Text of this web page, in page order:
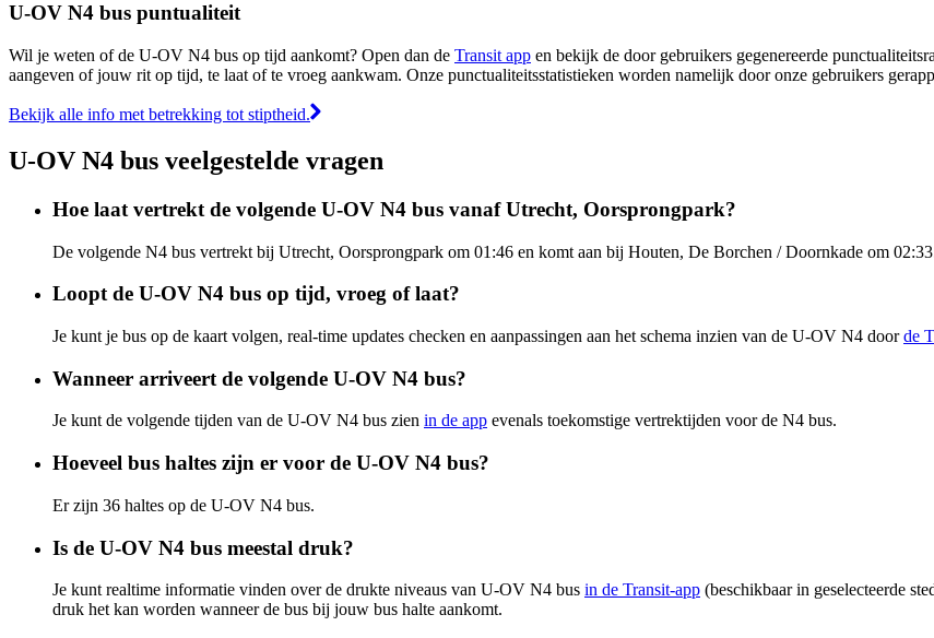
U-OV N4 bus puntualiteit
Wil je weten of de U-OV N4 bus op tijd aankomt? Open dan de Transit app en bekijk de door gebruikers gegenereerde
aangeven of jouw rit op tijd, te laat of te vroeg aankwam. Onze punctualiteitsstatistieken worden namelijk door onze gebruikers
Bekijk alle info met betrekking tot stiptheid.
U-OV N4 bus veelgestelde vragen
Hoe laat vertrekt de volgende U-OV N4 bus vanaf Utrecht, Oorsprongpark?
De volgende N4 bus vertrekt bij Utrecht, Oorsprongpark om 01:46 en komt aan bij Houten, De Borchen / Doornkade om
Loopt de U-OV N4 bus op tijd, vroeg of laat?
Je kunt je bus op de kaart volgen, real-time updates checken en aanpassingen aan het schema inzien van de U-OV N4 doorde
Wanneer arriveert de volgende U-OV N4 bus?
Je kunt de volgende tijden van de U-OV N4 bus zien in de app evenals toekomstige vertrektijden voor de N4 bus.
Hoeveel bus haltes zijn er voor de U-OV N4 bus?
Er zijn 36 haltes op de U-OV N4 bus.
Is de U-OV N4 bus meestal druk?
Je kunt realtime informatie vinden over de drukte niveaus van U-OV N4 bus in de Transit-app (beschikbaar in geselecteerde
druk het kan worden wanneer de bus bij jouw bus halte aankomt.